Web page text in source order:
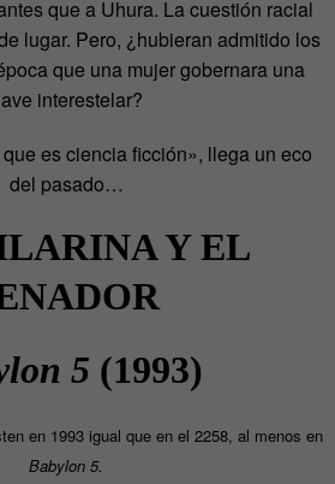
que a Uhura. La cuestión racial
lugar. Pero, ¿hubieran admitido los
que una mujer gobernara una
interestelar?
es ciencia ficción», llega un eco
del pasado…
Y EL
5 (1993)
en 1993 igual que en el 2258, al menos en
Babylon 5.